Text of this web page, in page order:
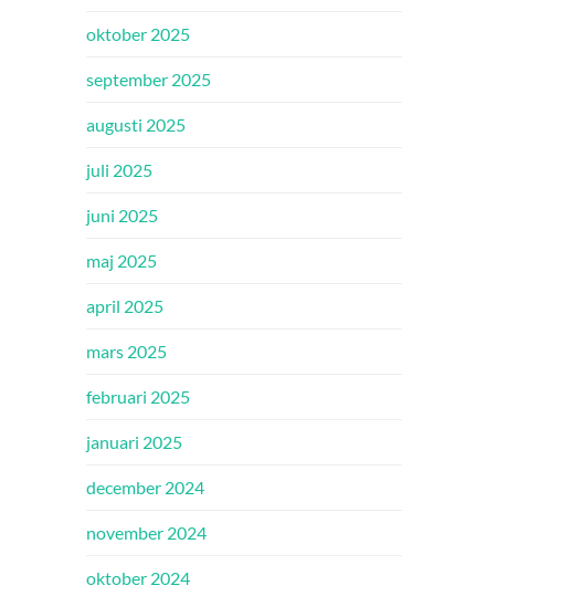
oktober 2025
september 2025
augusti 2025
juli 2025
juni 2025
maj 2025
april 2025
mars 2025
februari 2025
januari 2025
december 2024
november 2024
oktober 2024